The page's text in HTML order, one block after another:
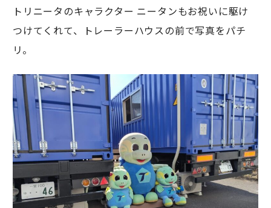
トリニータのキャラクター ニータンもお祝いに駆け
つけてくれて、トレーラーハウスの前で写真をパチ
リ。